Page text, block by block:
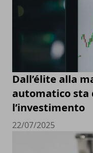
Dall’élite alla
automatico sta
l’investimento
22/07/2025